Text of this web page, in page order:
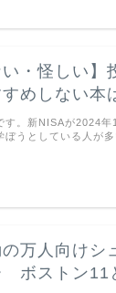
い・怪しい
めしない本
す。新NISAが2024
ぼうとしている人が
の万人向け
ボストン11